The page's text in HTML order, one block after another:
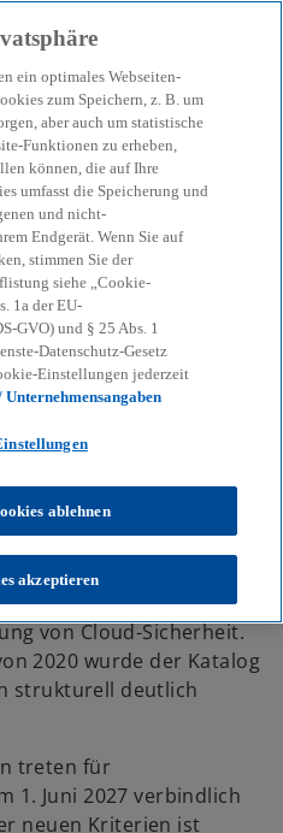
neue C5-
Nachweise: C5:2026
an Cloud-Anbieter
wird.
Transformation
C5:2026 ist veröffentlicht.
Kriterienkatalogs wird
in der
setzt damit neue
von Cloud-Sicherheit.
2020 wurde der Katalog
strukturell deutlich
treten für
1. Juni 2027 verbindlich
neuen Kriterien ist
ein optimales Webseiten-
zum Speichern, z. B. um
aber auch um statistische
Funktionen zu erheben,
können, die auf Ihre
umfasst die Speicherung und
und nicht-
Endgerät. Wenn Sie auf
stimmen Sie der
siehe „Cookie-
1a der EU-
GVO) und § 25 Abs. 1
Datenschutz-Gesetz
Einstellungen jederzeit
ablehnen
akzeptieren